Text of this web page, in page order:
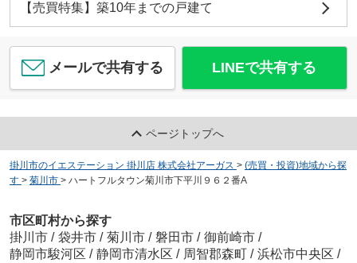
【売買特集】築10年までの戸建て
メールで共有する LINEで共有する
ページトップへ
掛川市のイエステーション 掛川店 株式会社アーガス > (売買・投資)地域から探
す > 菊川市 > ハートフルタウン菊川市下平川９６２番A
市区町村から探す
掛川市 / 袋井市 / 菊川市 / 磐田市 / 御前崎市 /
静岡市駿河区 / 静岡市清水区 / 周智郡森町 / 浜松市中央区 /